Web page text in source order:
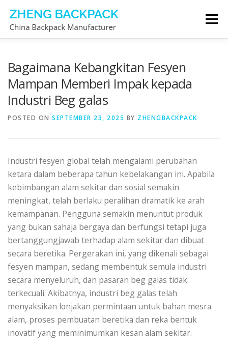
content
Menu
HUBUNGI KAMI
Bagaimana Kebangkitan Fesyen
Mampan Memberi Impak kepada
Industri Beg galas
POSTED ON SEPTEMBER 23, 2025 BY ZHENGBACKPACK
Industri fesyen global telah mengalami perubahan
ketara dalam beberapa tahun kebelakangan ini. Apabila
kebimbangan alam sekitar dan sosial semakin
meningkat, telah berlaku peralihan dramatik ke arah
kemampanan. Pengguna semakin menuntut produk
yang bukan sahaja bergaya dan berfungsi tetapi juga
bertanggungjawab terhadap alam sekitar dan dibuat
secara beretika. Pergerakan ini, yang dikenali sebagai
fesyen mampan, sedang membentuk semula industri
secara menyeluruh, dan pasaran beg galas tidak
terkecuali. Akibatnya, industri beg galas telah
menyaksikan lonjakan permintaan untuk bahan mesra
alam, proses pembuatan beretika dan reka bentuk
inovatif yang meminimumkan kesan alam sekitar.